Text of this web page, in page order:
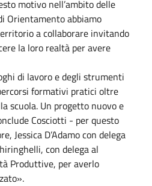
motivo nell’ambito delle
Orientamento abbiamo
a collaborare invitando
la loro realtà per avere
di lavoro e degli strumenti
formativi pratici oltre
scuola. Un progetto nuovo e
Cosciotti - per questo
Jessica D’Adamo con delega
con delega al
Produttive, per averlo